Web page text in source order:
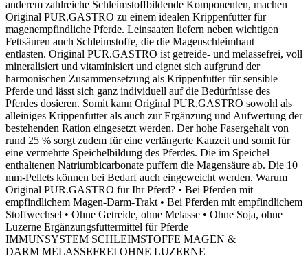
anderem zahlreiche Schleimstoffbildende Komponenten, machen
Original PUR.GASTRO zu einem idealen Krippenfutter für
magenempfindliche Pferde. Leinsaaten liefern neben wichtigen
Fettsäuren auch Schleimstoffe, die die Magenschleimhaut
entlasten. Original PUR.GASTRO ist getreide- und melassefrei, voll
mineralisiert und vitaminisiert und eignet sich aufgrund der
harmonischen Zusammensetzung als Krippenfutter für sensible
Pferde und lässt sich ganz individuell auf die Bedürfnisse des
Pferdes dosieren. Somit kann Original PUR.GASTRO sowohl als
alleiniges Krippenfutter als auch zur Ergänzung und Aufwertung der
bestehenden Ration eingesetzt werden. Der hohe Fasergehalt von
rund 25 % sorgt zudem für eine verlängerte Kauzeit und somit für
eine vermehrte Speichelbildung des Pferdes. Die im Speichel
enthaltenen Natriumbicarbonate puffern die Magensäure ab. Die 10
mm-Pellets können bei Bedarf auch eingeweicht werden. Warum
Original PUR.GASTRO für Ihr Pferd? • Bei Pferden mit
empfindlichem Magen-Darm-Trakt • Bei Pferden mit empfindlichem
Stoffwechsel • Ohne Getreide, ohne Melasse • Ohne Soja, ohne
Luzerne Ergänzungsfuttermittel für Pferde
IMMUNSYSTEM SCHLEIMSTOFFE MAGEN &
DARM MELASSEFREI OHNE LUZERNE